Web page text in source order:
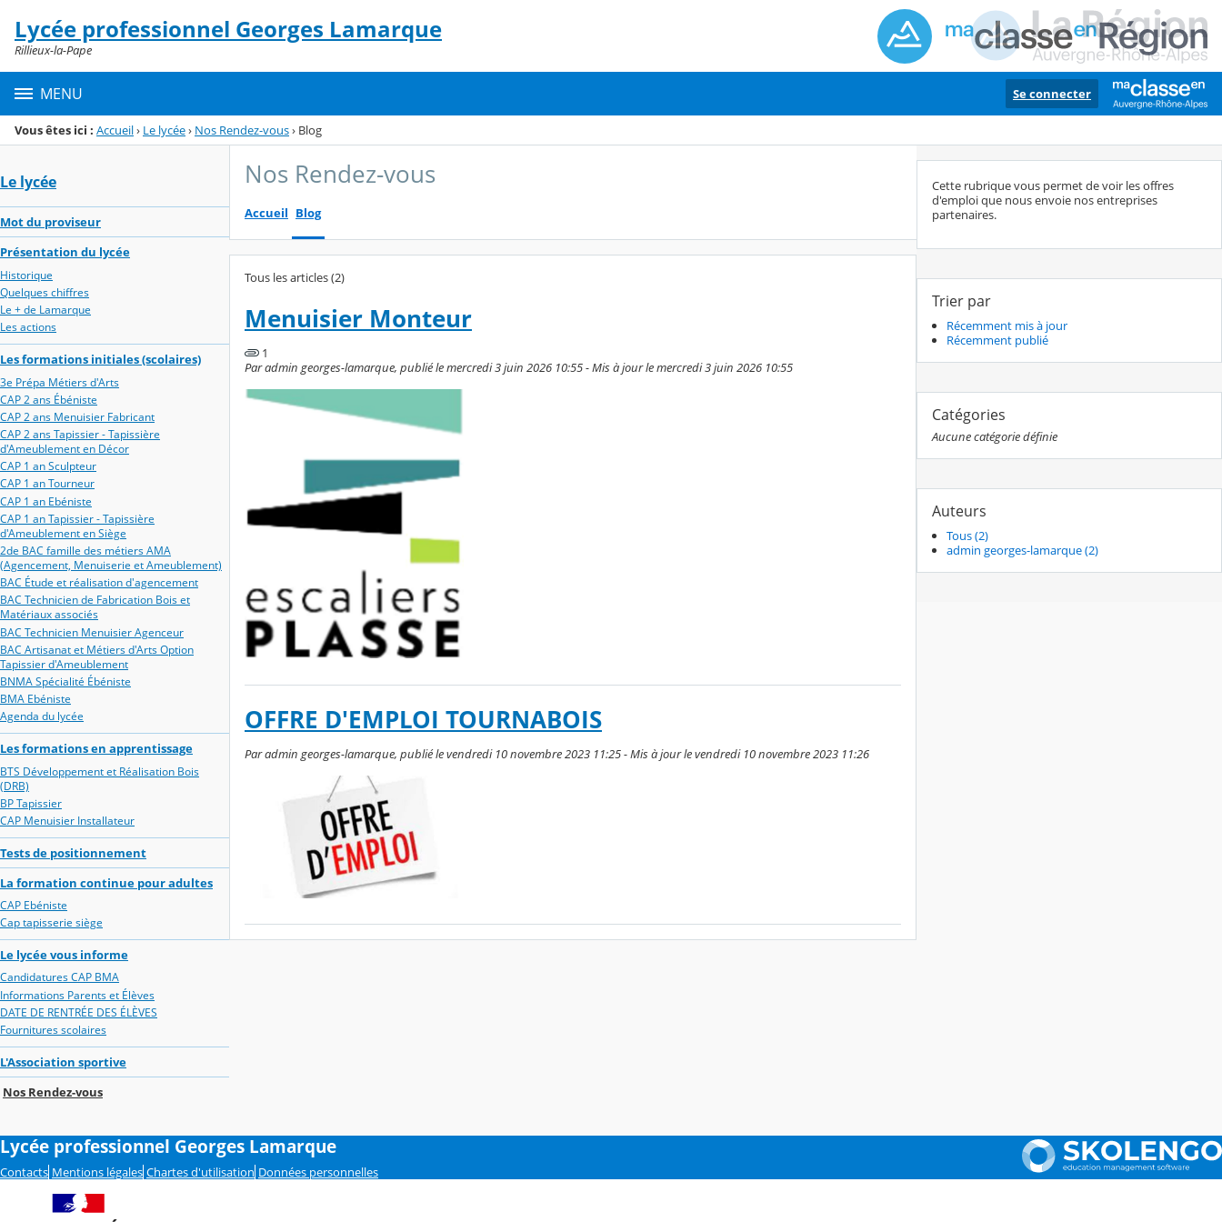
Menu de la rubrique
Contenu
Lycée professionnel Georges Lamarque
Rillieux-la-Pape
MENU Se connecter
Vous êtes ici : Accueil› Le lycée› Nos Rendez-vous› Blog
Le lycée
Mot du proviseur
Présentation du lycée
Historique
Quelques chiffres
Le + de Lamarque
Les actions
Les formations initiales (scolaires)
3e Prépa Métiers d'Arts
CAP 2 ans Ébéniste
CAP 2 ans Menuisier Fabricant
CAP 2 ans Tapissier - Tapissière
d'Ameublement en Décor
CAP 1 an Sculpteur
CAP 1 an Tourneur
CAP 1 an Ebéniste
CAP 1 an Tapissier - Tapissière
d'Ameublement en Siège
2de BAC famille des métiers AMA
(Agencement, Menuiserie et Ameublement)
BAC Étude et réalisation d'agencement
BAC Technicien de Fabrication Bois et
Matériaux associés
BAC Technicien Menuisier Agenceur
BAC Artisanat et Métiers d'Arts Option
Tapissier d'Ameublement
BNMA Spécialité Ébéniste
BMA Ebéniste
Agenda du lycée
Les formations en apprentissage
BTS Développement et Réalisation Bois
(DRB)
BP Tapissier
CAP Menuisier Installateur
Tests de positionnement
La formation continue pour adultes
CAP Ebéniste
Cap tapisserie siège
Le lycée vous informe
Candidatures CAP BMA
Informations Parents et Élèves
DATE DE RENTRÉE DES ÉLÈVES
Fournitures scolaires
L'Association sportive
Nos Rendez-vous
Nos Rendez-vous
Accueil Blog
Tous les articles (2)
Menuisier Monteur
1
Par admin georges-lamarque, publié le mercredi 3 juin 2026 10:55 - Mis à jour le mercredi 3 juin 2026 10:55
OFFRE D'EMPLOI TOURNABOIS
Par admin georges-lamarque, publié le vendredi 10 novembre 2023 11:25 - Mis à jour le vendredi 10 novembre 2023 11:26
Cette rubrique vous permet de voir les offres
d'emploi que nous envoie nos entreprises
partenaires.
Trier par
Récemment mis à jour
Récemment publié
Catégories
Aucune catégorie définie
Auteurs
Tous (2)
admin georges-lamarque (2)
Lycée professionnel Georges Lamarque
Contacts Mentions légales Chartes d'utilisation Données personnelles